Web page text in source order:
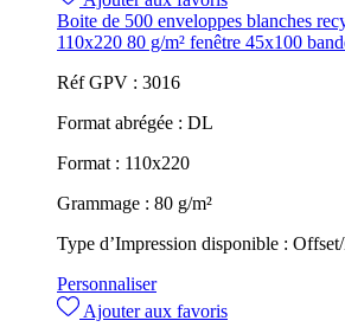
Boite de 500 enveloppes blanches
110x220 80 g/m² fenêtre 45x100
Réf GPV : 3016
Format abrégée : DL
Format : 110x220
Grammage : 80 g/m²
Type d’Impression disponible :
Personnaliser
Ajouter aux favoris